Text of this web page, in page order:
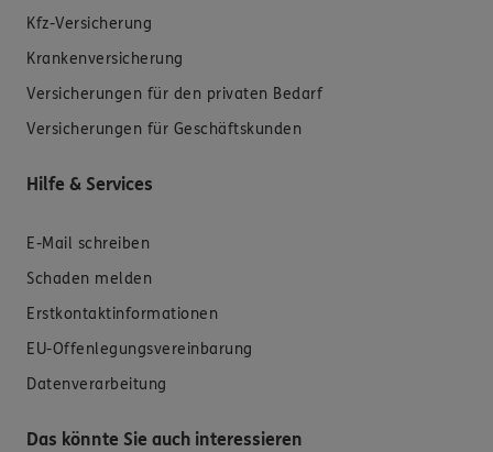
Kfz-Versicherung
Krankenversicherung
Versicherungen für den privaten Bedarf
Versicherungen für Geschäftskunden
Hilfe & Services
E-Mail schreiben
Schaden melden
Erstkontaktinformationen
EU-Offenlegungsvereinbarung
Datenverarbeitung
Das könnte Sie auch interessieren